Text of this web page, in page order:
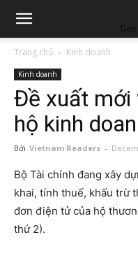
Trang chủ Kinh doanh
Kinh doanh
Đề xuất mới
hộ kinh
Bởi Vietnam Readers -
Bộ Tài chính đang xây
khai, tính thuế, khấu trừ
đơn điện tử của hộ
thứ 2).